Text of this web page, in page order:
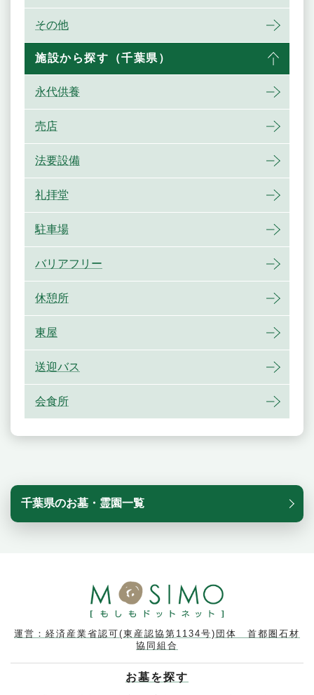
その他
施設から探す（千葉県）
永代供養
売店
法要設備
礼拝堂
駐車場
バリアフリー
休憩所
東屋
送迎バス
会食所
千葉県のお墓・霊園一覧
運営：経済産業省認可(東産認協第1134号)団体 首都圏石材
協同組合
お墓を探す